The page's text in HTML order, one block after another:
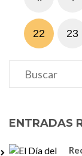
22 23
ENTRADAS